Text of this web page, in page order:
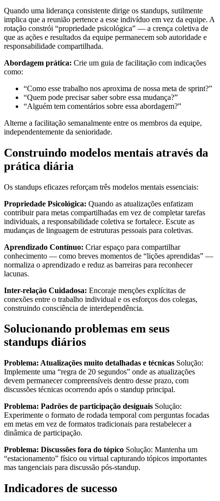
Quando uma liderança consistente dirige os standups, sutilmente
implica que a reunião pertence a esse indivíduo em vez da equipe. A
rotação constrói “propriedade psicológica” — a crença coletiva de
que as ações e resultados da equipe permanecem sob autoridade e
responsabilidade compartilhada.
Abordagem prática: Crie um guia de facilitação com indicações
como:
“Como esse trabalho nos aproxima de nossa meta de sprint?”
“Quem pode precisar saber sobre essa mudança?”
“Alguém tem comentários sobre essa abordagem?”
Alterne a facilitação semanalmente entre os membros da equipe,
independentemente da senioridade.
Construindo modelos mentais através da
prática diária
Os standups eficazes reforçam três modelos mentais essenciais:
Propriedade Psicológica: Quando as atualizações enfatizam
contribuir para metas compartilhadas em vez de completar tarefas
individuais, a responsabilidade coletiva se fortalece. Escute as
mudanças de linguagem de estruturas pessoais para coletivas.
Aprendizado Contínuo: Criar espaço para compartilhar
conhecimento — como breves momentos de “lições aprendidas” —
normaliza o aprendizado e reduz as barreiras para reconhecer
lacunas.
Inter-relação Cuidadosa: Encoraje menções explícitas de
conexões entre o trabalho individual e os esforços dos colegas,
construindo consciência de interdependência.
Solucionando problemas em seus
standups diários
Problema: Atualizações muito detalhadas e técnicas Solução:
Implemente uma “regra de 20 segundos” onde as atualizações
devem permanecer compreensíveis dentro desse prazo, com
discussões técnicas ocorrendo após o standup principal.
Problema: Padrões de participação desiguais Solução:
Experimente o formato de rodada temporal com perguntas focadas
em metas em vez de formatos tradicionais para restabelecer a
dinâmica de participação.
Problema: Discussões fora do tópico Solução: Mantenha um
“estacionamento” físico ou virtual capturando tópicos importantes
mas tangenciais para discussão pós-standup.
Indicadores de sucesso